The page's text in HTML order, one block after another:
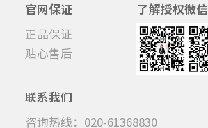
官网保证
正品保证
贴心售后
了解授权微信
联系我们
咨询热线：020-61368830